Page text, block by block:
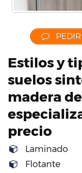
Estilos y
suelos
madera
precio
Laminado
Flotante